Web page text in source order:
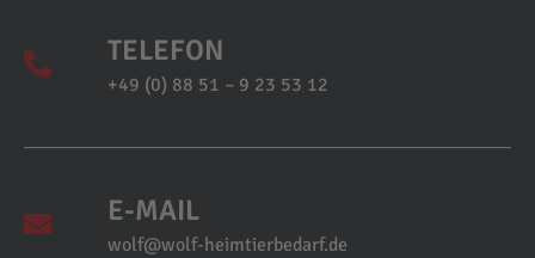
TELEFON
+49 (0) 88 51 – 9 23 53 12
E-MAIL
wolf@wolf-heimtierbedarf.de